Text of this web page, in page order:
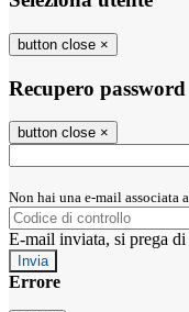
button close ×
Recupero password
button close ×
Non hai una e-mail associata
E-mail inviata, si prega
Errore